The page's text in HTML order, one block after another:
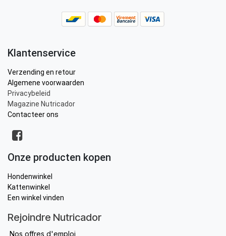
Klantenservice
Verzending en retour
Algemene voorwaarden
Privacybeleid
Magazine Nutricador
Contacteer ons
Onze producten kopen
Hondenwinkel
Kattenwinkel
Een winkel vinden
Rejoindre Nutricador
Nos offres d'emploi